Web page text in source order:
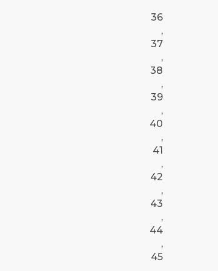
36
,
37
,
38
,
39
,
40
,
41
,
42
,
43
,
44
,
45